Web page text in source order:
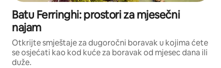
Batu Ferringhi: prostori za mjesečni
najam
Otkrijte smještaje za dugoročni boravak u kojima ćete
se osjećati kao kod kuće za boravak od mjesec dana ili
duže.